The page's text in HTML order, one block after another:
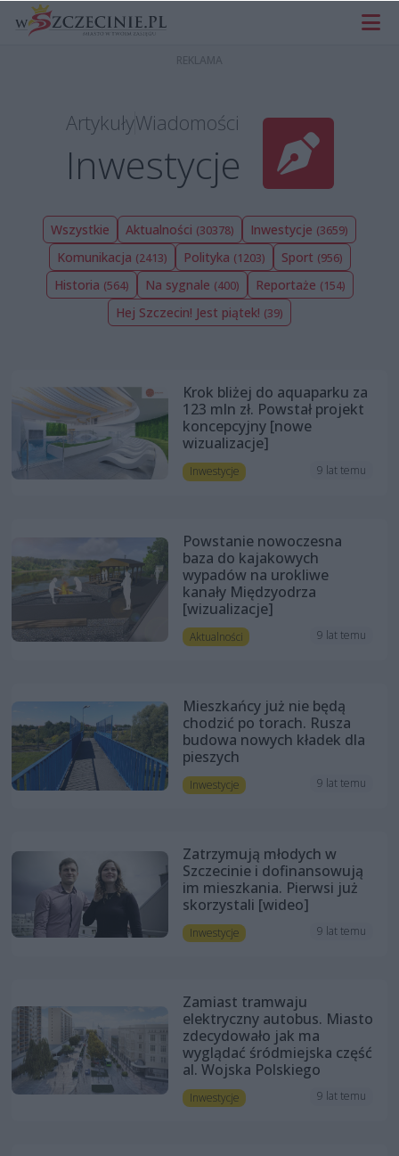
ArtykułyWiadomości
Inwestycje
Wszystkie Aktualności (30378) Inwestycje (3659)
Komunikacja (2413) Polityka (1203) Sport (956)
Historia (564) Na sygnale (400) Reportaże (154)
Hej Szczecin! Jest piątek! (39)
Krok bliżej do aquaparku za
123 mln zł. Powstał projekt
koncepcyjny [nowe
wizualizacje]
Inwestycje 9 lat temu
Powstanie nowoczesna
baza do kajakowych
wypadów na urokliwe
kanały Międzyodrza
[wizualizacje]
Aktualności 9 lat temu
Mieszkańcy już nie będą
chodzić po torach. Rusza
budowa nowych kładek dla
pieszych
Inwestycje 9 lat temu
Zatrzymują młodych w
Szczecinie i dofinansowują
im mieszkania. Pierwsi już
skorzystali [wideo]
Inwestycje 9 lat temu
Zamiast tramwaju
elektryczny autobus. Miasto
zdecydowało jak ma
wyglądać śródmiejska część
al. Wojska Polskiego
Inwestycje 9 lat temu